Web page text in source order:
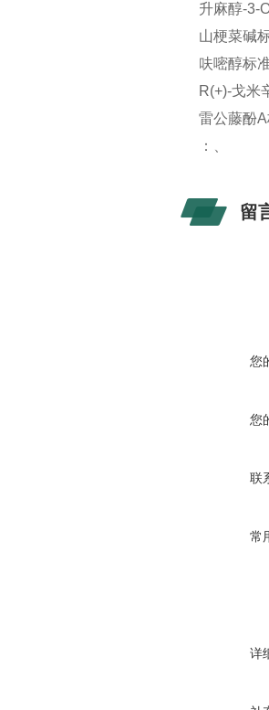
升麻醇-3-
山梗菜碱
呋嘧醇标
R(+)-戈
雷公藤
：、
留
您
您
联
常
详